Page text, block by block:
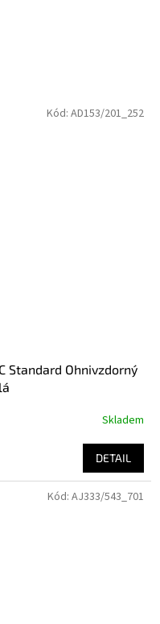
Standard Ohnivzdorný
Skladem
DETAIL
Kód: AD153/201_252
Kód: AJ333/543_701